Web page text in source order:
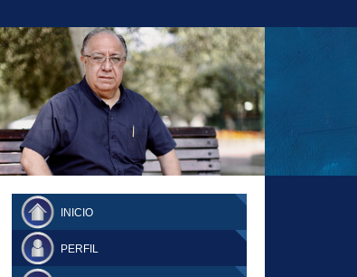
FERNANDO TUESTA SUPLEMENTO
DOMINGO
INICIO
PERFIL